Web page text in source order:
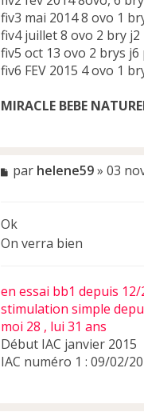
fiv3 mai 2014 8 ovo 1
fiv4 juillet 8 ovo 2 bry j2
fiv5 oct 13 ovo 2 brys j6
fiv6 FEV 2015 4 ovo 1
MIRACLE BEBE
M
s
a
g
o
n
l
u
par helene59» 03
Ok
On verra bien
en essai bb1 depuis 12/
stimulation simple
moi 28 , lui 31 ans
Début IAC janvier 2015
IAC numéro 1 : 09/02/